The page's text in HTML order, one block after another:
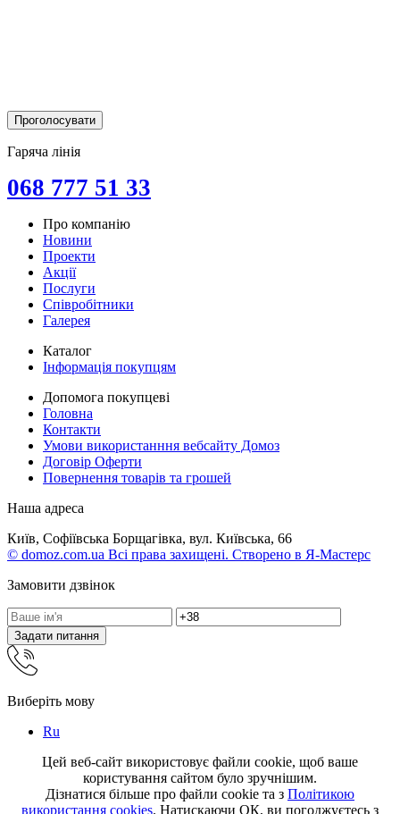
Гаряча лінія
068 777 51 33
Про компанію
Новини
Проекти
Акції
Послуги
Співробітники
Галерея
Каталог
Інформація покупцям
Допомога покупцеві
Головна
Контакти
Умови використанння вебсайту Домоз
Договір Оферти
Повернення товарів та грошей
Наша адреса
Київ, Софіївська Борщагівка, вул. Київська, 66
© domoz.com.ua Всі права захищені. Створено в Я-Мастерс
Замовити дзвінок
Задати питання
Виберіть мову
Ru
Цей веб-сайт використовує файли cookie, щоб ваше
користування сайтом було зручнішим.
Дізнатися більше про файли cookie та з Політикою
використання cookies. Натискаючи ОК, ви погоджуєтесь з